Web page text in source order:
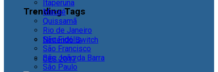
Trending Tags
Nintendo Switch
CES 2017
Itaperuna
Macaé
Quissamã
Rio de Janeiro
São Fidélis
São Francisco
São João da Barra
São Paulo